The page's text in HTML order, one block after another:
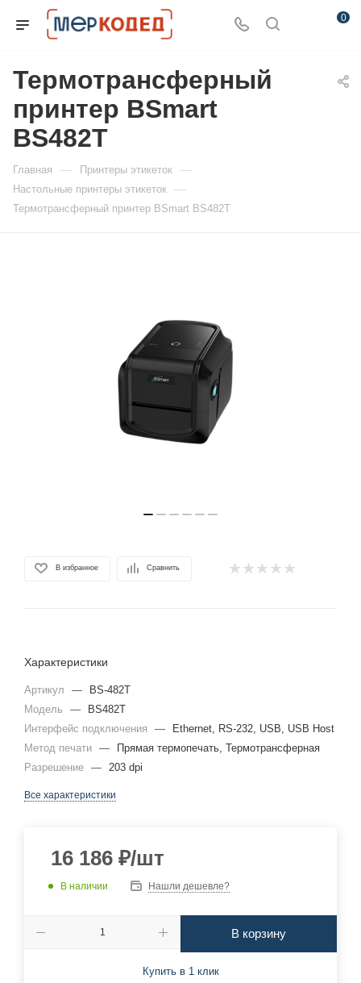
0
Термотрансферный
принтер BSmart
BS482T
Главная — Принтеры этикеток —
Настольные принтеры этикеток —
Термотрансферный принтер BSmart BS482T
В избранное Сравнить
Характеристики
Артикул —
BS-482T
Модель
—
BS482T
Интерфейс подключения
—
Ethernet, RS-232, USB, USB Host
Метод печати —
Прямая термопечать, Термотрансферная
Разрешение — 203 dpi
Все характеристики
16 186 ₽/шт
В наличии Нашли дешевле?
В корзину
Купить в 1 клик